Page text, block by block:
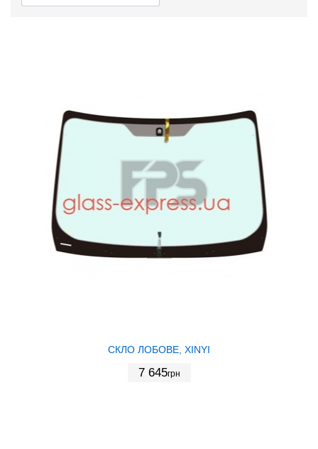
СКЛО ЛОБОВЕ, XINYI
7 645грн